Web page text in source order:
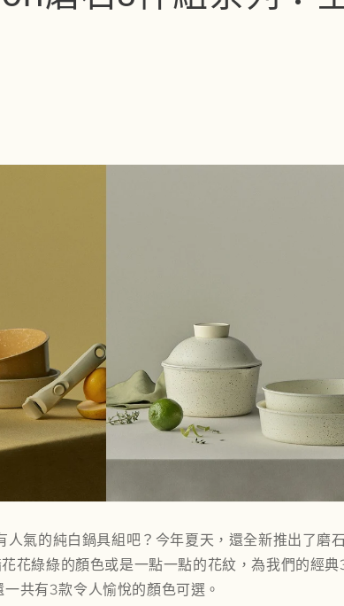
人氣的純白鍋具組吧？今年夏天，還全新推出了磨
花綠綠的顏色或是一點一點的花紋 ，為我們的經
共有3款令人愉悅的顏色可選。